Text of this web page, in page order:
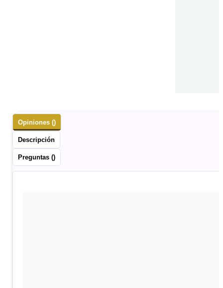
Opiniones ()
Descripción
Preguntas ()